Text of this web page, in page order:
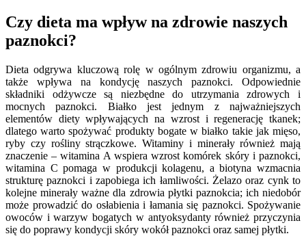
Czy dieta ma wpływ na zdrowie naszych
paznokci?
Dieta odgrywa kluczową rolę w ogólnym zdrowiu organizmu, a
także wpływa na kondycję naszych paznokci. Odpowiednie
składniki odżywcze są niezbędne do utrzymania zdrowych i
mocnych paznokci. Białko jest jednym z najważniejszych
elementów diety wpływających na wzrost i regenerację tkanek;
dlatego warto spożywać produkty bogate w białko takie jak mięso,
ryby czy rośliny strączkowe. Witaminy i minerały również mają
znaczenie – witamina A wspiera wzrost komórek skóry i paznokci,
witamina C pomaga w produkcji kolagenu, a biotyna wzmacnia
strukturę paznokci i zapobiega ich łamliwości. Żelazo oraz cynk to
kolejne minerały ważne dla zdrowia płytki paznokcia; ich niedobór
może prowadzić do osłabienia i łamania się paznokci. Spożywanie
owoców i warzyw bogatych w antyoksydanty również przyczynia
się do poprawy kondycji skóry wokół paznokci oraz samej płytki.